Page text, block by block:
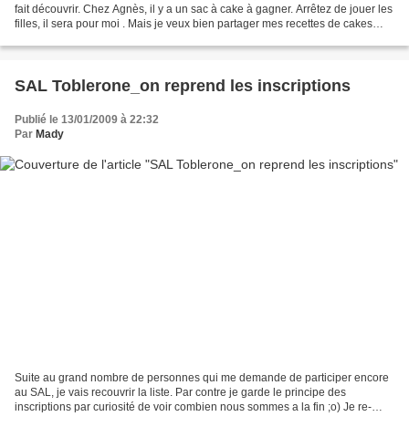
fait découvrir. Chez Agnès, il y a un sac à cake à gagner. Arrêtez de jouer les
filles, il sera pour moi . Mais je veux bien partager mes recettes de cakes
SAL Toblerone_on reprend les inscriptions
Publié le 13/01/2009 à 22:32
Par Mady
Suite au grand nombre de personnes qui me demande de participer encore
au SAL, je vais recouvrir la liste. Par contre je garde le principe des
inscriptions par curiosité de voir combien nous sommes a la fin ;o) Je re-